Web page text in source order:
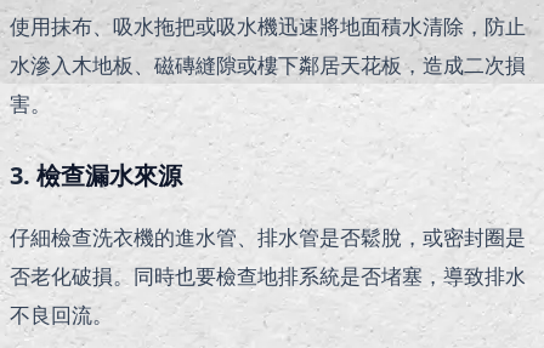
使用抹布、吸水拖把或吸水機迅速將地面積水清除，防止
水滲入木地板、磁磚縫隙或樓下鄰居天花板，造成二次損
害。
3. 檢查漏水來源
仔細檢查洗衣機的進水管、排水管是否鬆脫，或密封圈是
否老化破損。同時也要檢查地排系統是否堵塞，導致排水
不良回流。